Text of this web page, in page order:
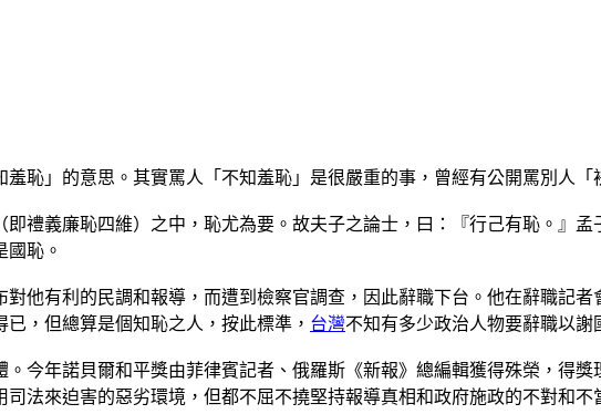
恥」的意思。其實罵人「不知羞恥」是很嚴重的事，曾經有公開罵別人
禮義廉恥四維）之中，恥尤為要。故夫子之論士，曰：『行己有恥。』
恥。
他有利的民調和報導，而遭到檢察官調查，因此辭職下台。他在辭職記者
，但總算是個知恥之人，按此標準， 台灣不知有多少政治人物要辭職以謝
今年諾貝爾和平獎由菲律賓記者、俄羅斯《新報》總編輯獲得殊榮，得
法來迫害的惡劣環境，但都不屈不撓堅持報導真相和政府施政的不對和不